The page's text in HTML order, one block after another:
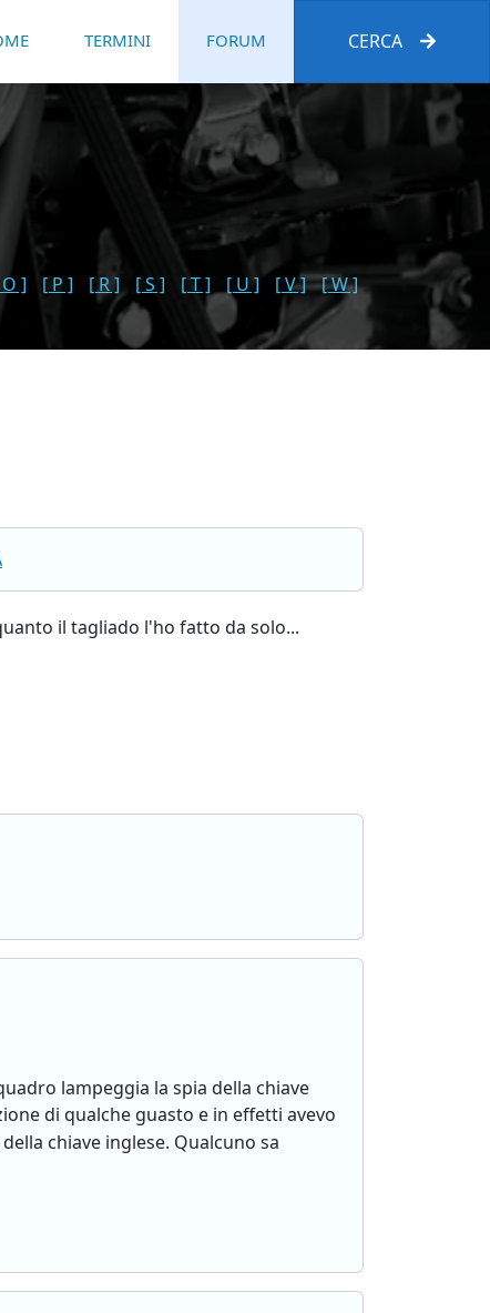
TERMINI FORUM CERCA
] [ P ] [ R ] [ S ] [ T ] [ U ] [ V ]
[ W ]
il tagliado l'ho fatto da solo...
lampeggia la spia della chiave
di qualche guasto e in effetti avevo
chiave inglese. Qualcuno sa